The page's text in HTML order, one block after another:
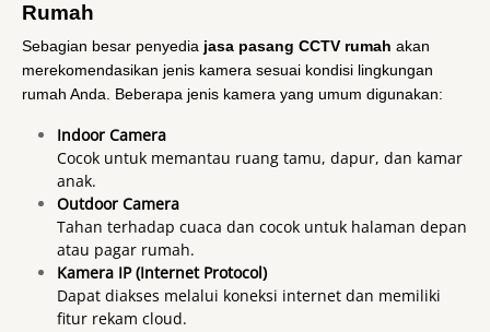
Rumah
Sebagian besar penyedia jasa pasang CCTV rumah akan
merekomendasikan jenis kamera sesuai kondisi lingkungan
rumah Anda. Beberapa jenis kamera yang umum digunakan:
Indoor Camera
Cocok untuk memantau ruang tamu, dapur, dan kamar
anak.
Outdoor Camera
Tahan terhadap cuaca dan cocok untuk halaman depan
atau pagar rumah.
Kamera IP (Internet Protocol)
Dapat diakses melalui koneksi internet dan memiliki
fitur rekam cloud.